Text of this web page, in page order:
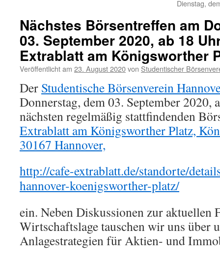
Dienstag,
Nächstes Börsentreffen am
03. September 2020, ab 18
Extrablatt am Königsworther
Veröffentlicht am 23. August 2020von Studentischer
Der Studentische Börsenverein
Donnerstag, dem 03. September 2020,
nächsten regelmäßig stattfindenden
Extrablatt am Königsworther Platz,
30167 Hannover,
http://cafe-extrablatt.de/standorte/
hannover-koenigsworther-platz/
ein. Neben Diskussionen zur aktuellen
Wirtschaftslage tauschen wir uns über
Anlagestrategien für Aktien- und